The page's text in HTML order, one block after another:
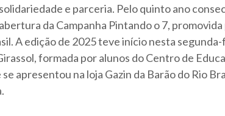
e parceria. Pelo quinto ano
da Campanha Pintando o 7, promovida
A edição de 2025 teve início nesta
formada por alunos do Centro de
apresentou na loja Gazin da Barão do Rio